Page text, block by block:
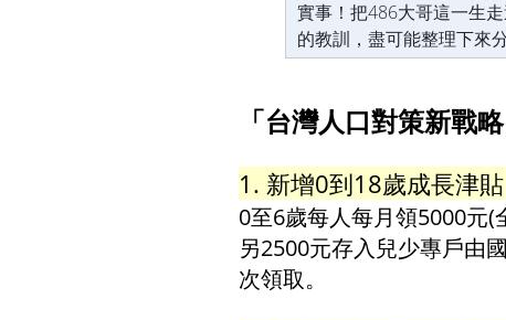
實事！把486大哥這一生
的教訓，盡可能整理下來
「台灣人口對策新戰
1. 新增0到18歲成長津貼
0至6歲每人每月領5000元(
另2500元存入兒少專戶由
次領取。